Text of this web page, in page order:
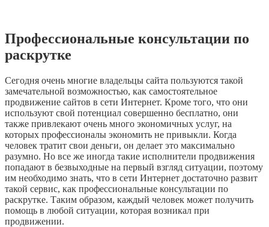
Профессиональные консультации по
раскрутке
Сегодня очень многие владельцы сайта пользуются такой
замечательной возможностью, как самостоятельное
продвижение сайтов в сети Интернет. Кроме того, что они
используют свой потенциал совершенно бесплатно, они
также привлекают очень много экономичных услуг, на
которых профессионалы экономить не привыкли. Когда
человек тратит свои деньги, он делает это максимально
разумно. Но все же иногда такие исполнители продвижения
попадают в безвыходные на первый взгляд ситуации, поэтому
им необходимо знать, что в сети Интернет достаточно развит
такой сервис, как профессиональные консультации по
раскрутке. Таким образом, каждый человек может получить
помощь в любой ситуации, которая возникал при
продвижении.